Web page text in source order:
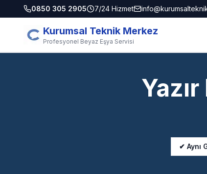
0850 305 2905 7/24 Hizmet
Kurumsal Teknik Merkez
Profesyonel Beyaz Eşya Servisi
✔ Aynı